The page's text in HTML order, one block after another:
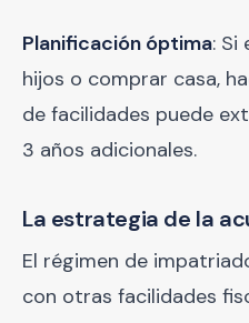
Planificación óptima: Si
hijos o comprar casa,
de facilidades puede
3 años adicionales.
La estrategia de la
El régimen de
con otras facilidades